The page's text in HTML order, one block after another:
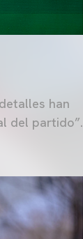
han
del partido”.